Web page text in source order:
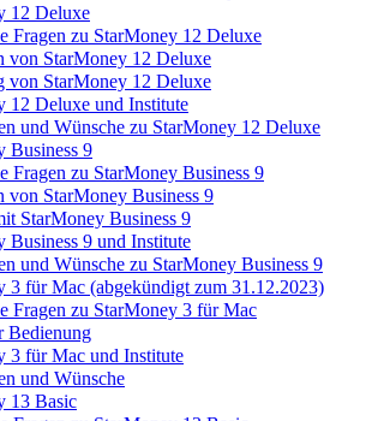
12 Deluxe
zu StarMoney 12 Deluxe
StarMoney 12 Deluxe
StarMoney 12 Deluxe
Deluxe und Institute
und Wünsche zu StarMoney 12 Deluxe
9
zu StarMoney Business 9
StarMoney Business 9
StarMoney Business 9
9 und Institute
und Wünsche zu StarMoney Business 9
für Mac (abgekündigt zum 31.12.2023)
zu StarMoney 3 für Mac
für Mac und Institute
und Wünsche
13 Basic